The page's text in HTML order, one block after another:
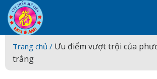
Skip
to
content
Trang chủ / Ưu điểm vượt trội của
trắng